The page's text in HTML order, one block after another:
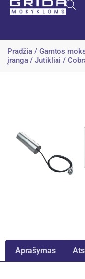
Pradžia / Gamtos
įranga / Jutikliai /
Aprašymas